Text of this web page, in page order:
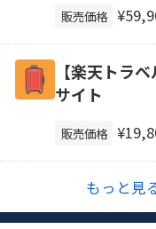
販売価格
【楽天トラ
サイト
販売価格
もっと見